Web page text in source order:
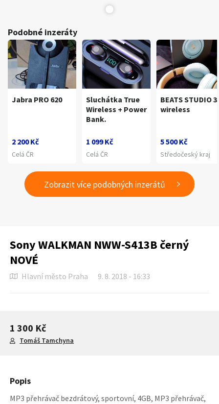
Podobné inzeráty
Jabra PRO 620
2 200 Kč
Celá ČR
Sluchátka True
Wireless + Power
Bank.
1 099 Kč
Celá ČR
BEATS STUDIO 3
wireless
5 500 Kč
Středočeský kraj
Zobrazit více podobných inzerátů
Sony WALKMAN NWW-S413B černý
NOVÉ
Hlavní město Praha 9. 8. 2018 - 16:33
1 300 Kč
Tomáš Tamchyna
Popis
MP3 přehrávač bezdrátový, sportovní, 4GB, MP3 přehrávač,